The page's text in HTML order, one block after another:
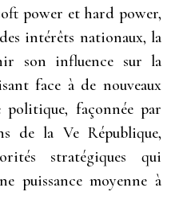
power et hard power,
intérêts nationaux, la
son influence sur la
face à de nouveaux
politique, façonnée par
de la Ve République,
stratégiques qui
puissance moyenne à